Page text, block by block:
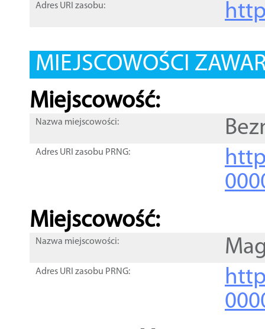
Adres URI zasobu:
MIEJSCOWOŚCI
Miejscowość:
Nazwa miejscowości:
Adres URI zasobu PRNG:
Miejscowość:
Nazwa miejscowości:
Adres URI zasobu PRNG: